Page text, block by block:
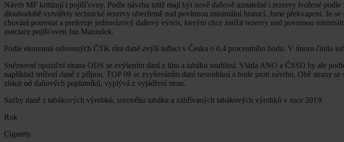
Návrh MF kritizují i pojišťovny. Podle návrhu totiž mají být nově daňově uznatelné i rezervy tvořené
dlouhodobě vytvářely technické rezervy obezřetně nad povinnou minimální hranicí. Jsme překvapeni, že
chování potrestat a preferuje jednorázový daňový výnos, kterým chce zatížit rezervy nad povinnou
asociace pojišťoven Jan Matoušek.
Podle ekonomů oslovených ČTK růst daně zvýší inflaci v Česku o 0,4 procentního bodu. V únoru činila
Sněmovní opoziční strana ODS se zvýšením daní z lihu a tabáku souhlasí. Vláda ANO a ČSSD by ale
například snížení daně z příjmu. TOP 09 se zvyšováním daní nesouhlasí a bude proti návrhu. Obě strany
získat od daňových poplatníků, vyplývá z vyjádření stran.
Sazby daně z tabákových výrobků, surového tabáku a zahřívaných tabákových výrobků v roce 2019:
Rok
Cigarety